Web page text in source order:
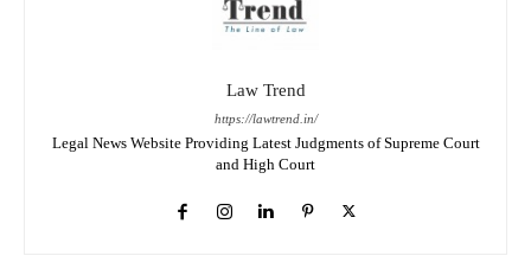
Law Trend
https://lawtrend.in/
Legal News Website Providing Latest Judgments of Supreme Court
and High Court